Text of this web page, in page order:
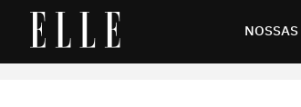
o verão